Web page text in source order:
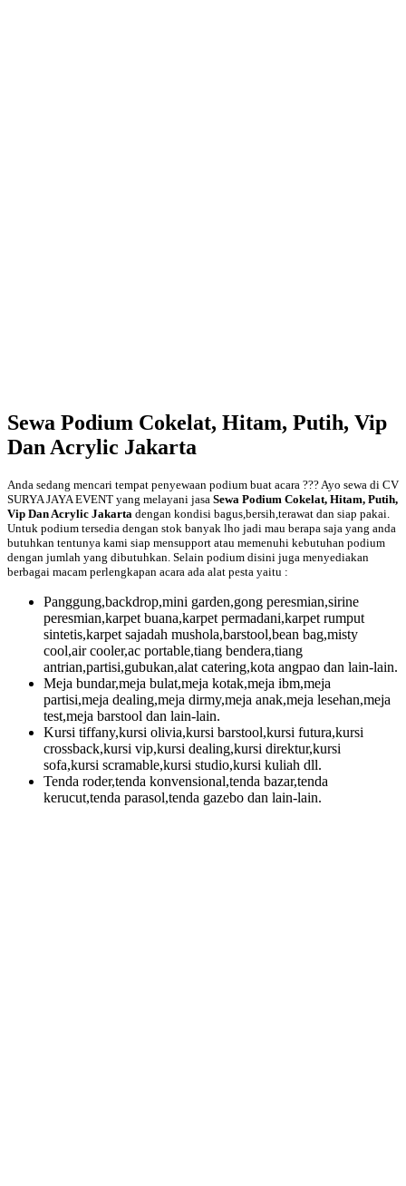
Sewa Podium Cokelat, Hitam, Putih, Vip
Dan Acrylic Jakarta
Anda sedang mencari tempat penyewaan podium buat acara ??? Ayo sewa di CV
SURYA JAYA EVENT yang melayani jasa Sewa Podium Cokelat, Hitam, Putih,
Vip Dan Acrylic Jakarta dengan kondisi bagus,bersih,terawat dan siap pakai.
Untuk podium tersedia dengan stok banyak lho jadi mau berapa saja yang anda
butuhkan tentunya kami siap mensupport atau memenuhi kebutuhan podium
dengan jumlah yang dibutuhkan. Selain podium disini juga menyediakan
berbagai macam perlengkapan acara ada alat pesta yaitu :
Panggung,backdrop,mini garden,gong peresmian,sirine
peresmian,karpet buana,karpet permadani,karpet rumput
sintetis,karpet sajadah mushola,barstool,bean bag,misty
cool,air cooler,ac portable,tiang bendera,tiang
antrian,partisi,gubukan,alat catering,kota angpao dan lain-lain.
Meja bundar,meja bulat,meja kotak,meja ibm,meja
partisi,meja dealing,meja dirmy,meja anak,meja lesehan,meja
test,meja barstool dan lain-lain.
Kursi tiffany,kursi olivia,kursi barstool,kursi futura,kursi
crossback,kursi vip,kursi dealing,kursi direktur,kursi
sofa,kursi scramable,kursi studio,kursi kuliah dll.
Tenda roder,tenda konvensional,tenda bazar,tenda
kerucut,tenda parasol,tenda gazebo dan lain-lain.